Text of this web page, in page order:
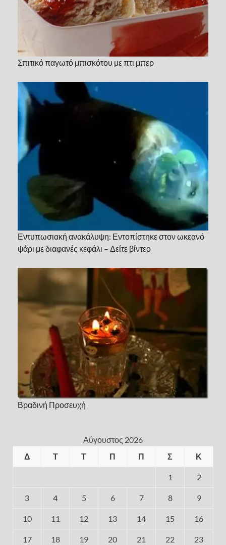
Σπιτικό παγωτό μπισκότου με πτι μπερ
Εντυπωσιακή ανακάλυψη: Εντοπίστηκε στον ωκεανό
ψάρι με διαφανές κεφάλι – Δείτε βίντεο
Βραδινή Προσευχή
Αύγουστος 2026
Δ
Τ Τ Π Π Σ Κ
1 2
3 4 5 6 7 8 9
10 11 12 13 14 15 16
17 18 19 20 21 22 23